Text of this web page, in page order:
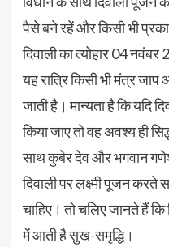
पैसे बने रहें और किसी भी
दिवाली का त्योहार 04
यह रात्रि किसी भी मंत्र जाप
जाती है। मान्यता है कि यदि
किया जाए तो वह अवश्य ही
साथ कुबेर देव और भगवान
दिवाली पर लक्ष्मी पूजन
चाहिए। तो चलिए जानते हैं
में आती है सुख-समृद्धि।